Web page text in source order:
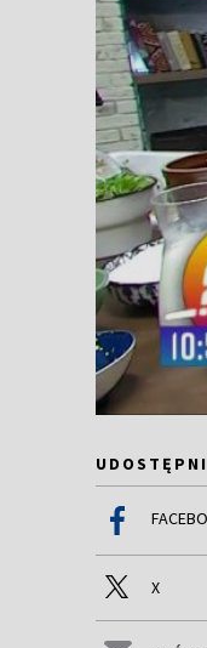
X